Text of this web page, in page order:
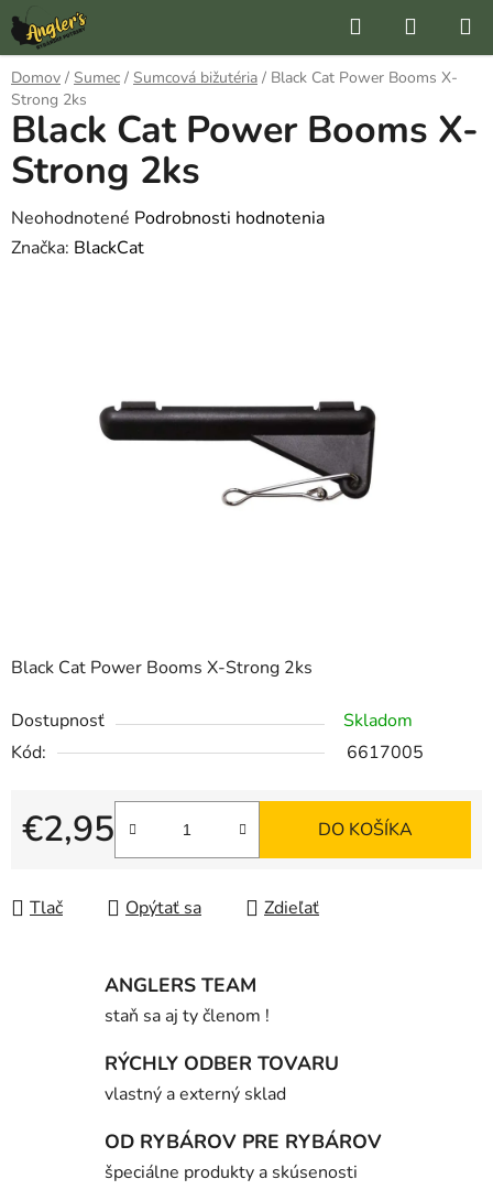
Prejsť
na
obsah
Hľadať
KOŠÍK
Domov / Sumec / Sumcová bižutéria / Black Cat Power Booms X-
Strong 2ks
Black Cat Power Booms X-Strong 2ks
Dostupnosť
Skladom
Kód:
6617005
€2,95
Jednotková cena:
DO KOŠÍKA
Tlač Opýtať sa Zdieľať
Black Cat Power Booms X-
Strong 2ks
Priemerné
hodnotenie
hviezdičiek.
Neohodnotené Podrobnosti hodnotenia
Značka: BlackCat
ANGLERS TEAM
staň sa aj ty členom !
RÝCHLY ODBER TOVARU
vlastný a externý sklad
OD RYBÁROV PRE RYBÁROV
špeciálne produkty a skúsenosti